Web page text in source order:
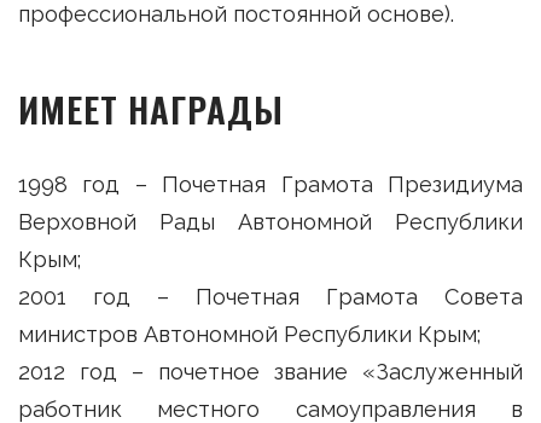
профессиональной постоянной основе).
ИМЕЕТ НАГРАДЫ
1998 год – Почетная Грамота Президиума
Верховной Рады Автономной Республики
Крым;
2001 год – Почетная Грамота Совета
министров Автономной Республики Крым;
2012 год – почетное звание «Заслуженный
работник местного самоуправления в